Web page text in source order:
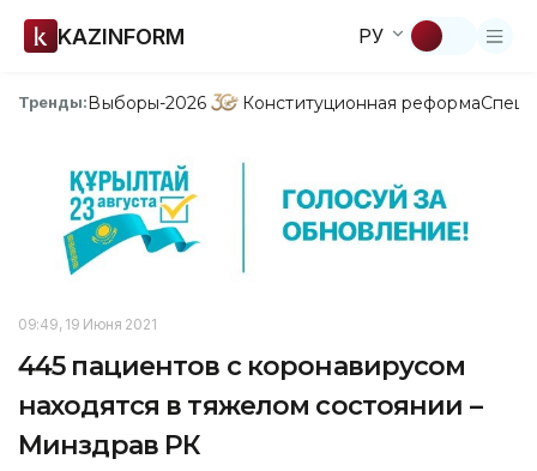
KAZINFORM РУ
Тренды:Выборы-2026 Конституционная реформа
09:49, 19 Июня 2021
445 пациентов с коронавирусом
находятся в тяжелом состоянии –
Минздрав РК